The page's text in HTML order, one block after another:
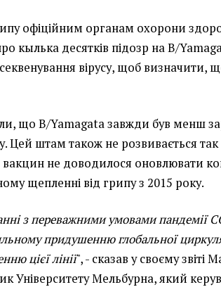
офіційним органам охорони
кылька десятків підозр на B/
секвенування вірусу, щоб визначити,
що B/Yamagata завжди був менш
Цей штам також не розвивається
вакцин не доводилося оновлювати
щепленні від грипу з 2015 року.
з переважними умовами пандемії
придушенню глобальної
цієї лінії", - сказав у своєму звіті
Університету Мельбурна, який